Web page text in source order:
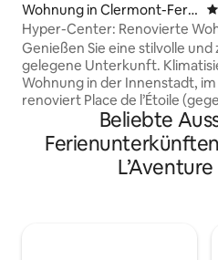
Wohnung in Clermont-Ferr
and
Hyper-Center: Renovierte
mit allem Komfort /
Genießen Sie eine stilvolle und
gelegene Unterkunft. Klimatisierte
Wohnung in der Innenstadt, im
renoviert Place de l’Étoile
dem Gerichtsgebäude) 2
Fuß zum Place de Jaude
Straßenbahnhaltestelle Gaillard
(1 Minute von der Wohnung
Beliebte